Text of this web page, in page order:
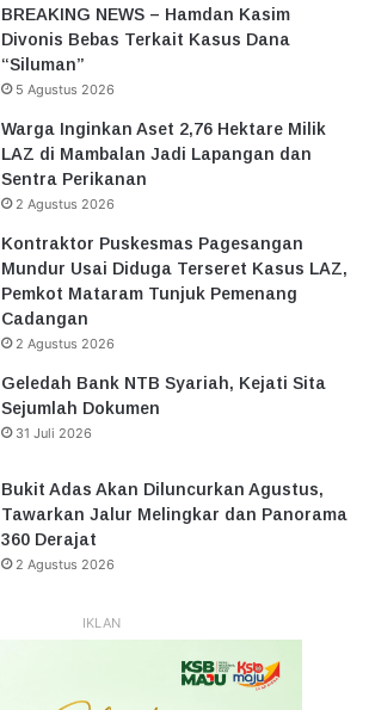
BREAKING NEWS – Hamdan Kasim
Divonis Bebas Terkait Kasus Dana
“Siluman”
5 Agustus 2026
Warga Inginkan Aset 2,76 Hektare Milik
LAZ di Mambalan Jadi Lapangan dan
Sentra Perikanan
2 Agustus 2026
Kontraktor Puskesmas Pagesangan
Mundur Usai Diduga Terseret Kasus LAZ,
Pemkot Mataram Tunjuk Pemenang
Cadangan
2 Agustus 2026
Geledah Bank NTB Syariah, Kejati Sita
Sejumlah Dokumen
31 Juli 2026
Bukit Adas Akan Diluncurkan Agustus,
Tawarkan Jalur Melingkar dan Panorama
360 Derajat
2 Agustus 2026
IKLAN